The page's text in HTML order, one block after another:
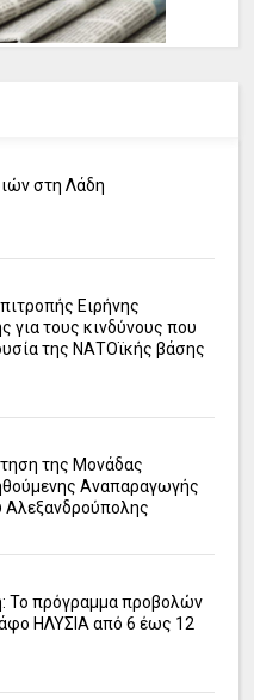
στη Λάδη
Ειρήνης
για τους κινδύνους που
της ΝΑΤΟϊκής βάσης
της Μονάδας
Αναπαραγωγής
Αλεξανδρούπολης
Το πρόγραμμα προβολών
ΗΛΥΣΙΑ από 6 έως 12